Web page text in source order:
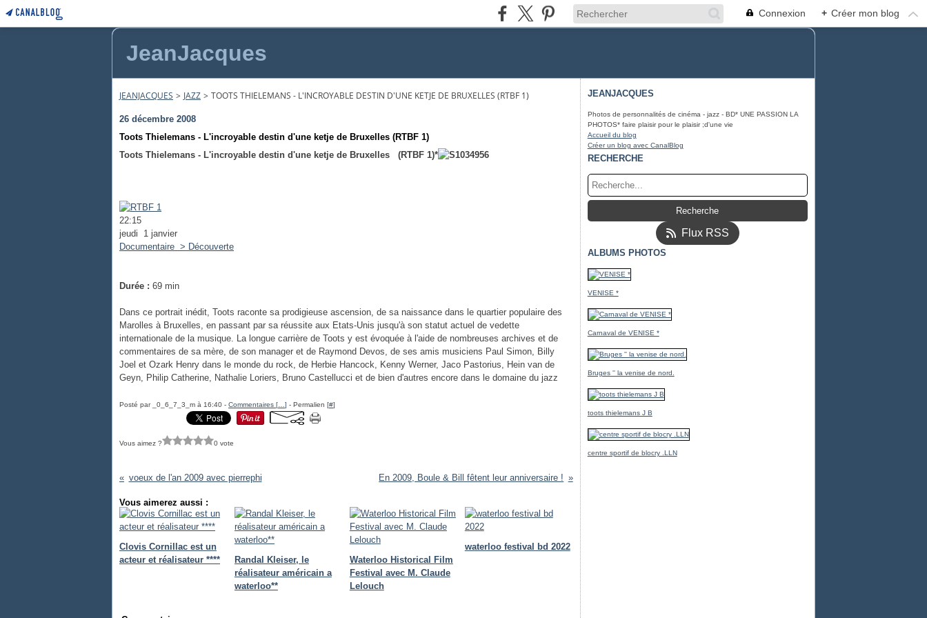
Connexion + Créer mon blog
JeanJacques
JEANJACQUES > JAZZ > TOOTS THIELEMANS - L'INCROYABLE DESTIN D'UNE KETJE DE BRUXELLES (RTBF 1)
26 décembre 2008
Toots Thielemans - L'incroyable destin d'une ketje de Bruxelles (RTBF 1)
Toots Thielemans - L'incroyable destin d'une ketje de Bruxelles (RTBF 1)*
22:15
jeudi 1 janvier
Documentaire > Découverte
Durée : 69 min
Dans ce portrait inédit, Toots raconte sa prodigieuse ascension, de sa naissance dans le quartier populaire des
Marolles à Bruxelles, en passant par sa réussite aux Etats-Unis jusqu'à son statut actuel de vedette
internationale de la musique. La longue carrière de Toots y est évoquée à l'aide de nombreuses archives et de
commentaires de sa mère, de son manager et de Raymond Devos, de ses amis musiciens Paul Simon, Billy
Joel et Ozark Henry dans le monde du rock, de Herbie Hancock, Kenny Werner, Jaco Pastorius, Hein van de
Geyn, Philip Catherine, Nathalie Loriers, Bruno Castellucci et de bien d'autres encore dans le domaine du jazz
Posté par _0_6_7_3_m à 16:40 - Commentaires [ ] - Permalien [#]
Vous aimez ? 0 vote
voeux de l'an 2009 avec pierrephi En 2009, Boule & Bill fêtent leur anniversaire !
Vous aimerez aussi :
Clovis Cornillac est un
acteur et réalisateur ****
Randal Kleiser, le
réalisateur américain a
waterloo**
Waterloo Historical Film
Festival avec M. Claude
Lelouch
waterloo festival bd 2022
JEANJACQUES
Photos de personnalités de cinéma - jazz - BD* UNE PASSION LA
PHOTOS* faire plaisir pour le plaisir ;d'une vie
Accueil du blog
Créer un blog avec CanalBlog
RECHERCHE
Flux RSS
ALBUMS PHOTOS
VENISE *
Carnaval de VENISE *
Bruges '' la venise de nord.
toots thielemans J B
centre sportif de blocry .LLN